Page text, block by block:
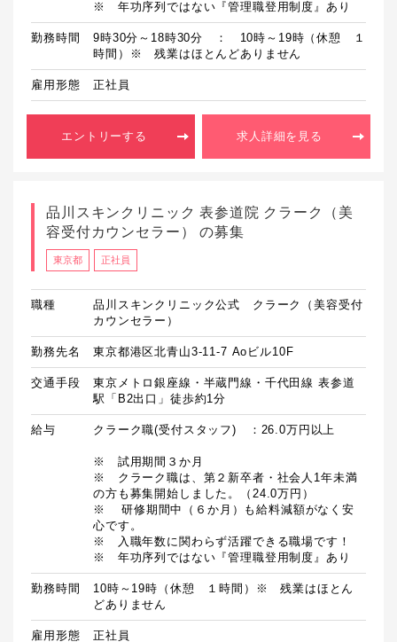
勤務時間
9時30分～18時30分　：　10時～19時（休憩　１
時間）※　残業はほとんどありません
雇用形態 正社員
エントリーする 求人詳細を見る
品川スキンクリニック 表参道院 クラーク（美
容受付カウンセラー） の募集
東京都 正社員
職種
品川スキンクリニック公式 クラーク（美容受付
カウンセラー）
勤務先名 東京都港区北青山3-11-7 Aoビル10F
交通手段
東京メトロ銀座線・半蔵門線・千代田線 表参道
駅「B2出口」徒歩約1分
給与 クラーク職(受付スタッフ)　：26.0万円以上
※　試用期間３か月
※　クラーク職は、第２新卒者・社会人1年未満
の方も募集開始しました。（24.0万円）
※	研修期間中（６か月）も給料減額がなく安
心です。
※　入職年数に関わらず活躍できる職場です！
勤務時間
10時～19時（休憩　１時間）※　残業はほとん
どありません
雇用形態 正社員